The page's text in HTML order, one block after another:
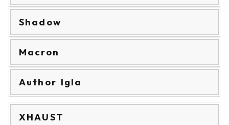
Shadow
Macron
Author Igla
XHAUST